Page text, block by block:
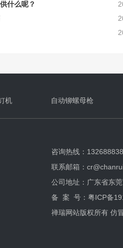
机 自动铆螺母枪
咨询热线：
联系邮箱：
公司地址：广东省东
备 案 号： 粤ICP备
禅瑞网站版权所有 仿